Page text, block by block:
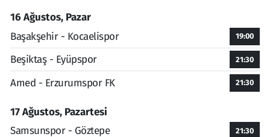
16 Ağustos, Pazar
Başakşehir - Kocaelispor
19:00
Beşiktaş - Eyüpspor 21:30
Amed - Erzurumspor FK 21:30
17 Ağustos, Pazartesi
Samsunspor - Göztepe
21:30